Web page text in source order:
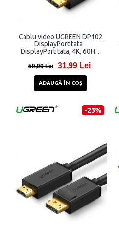
Cablu video UGREEN DP102
DisplayPort tata -
DisplayPort tata, 4K, 60Hz,
50,99 Lei 31,99 Lei
ADAUGĂ ÎN COŞ
-23%